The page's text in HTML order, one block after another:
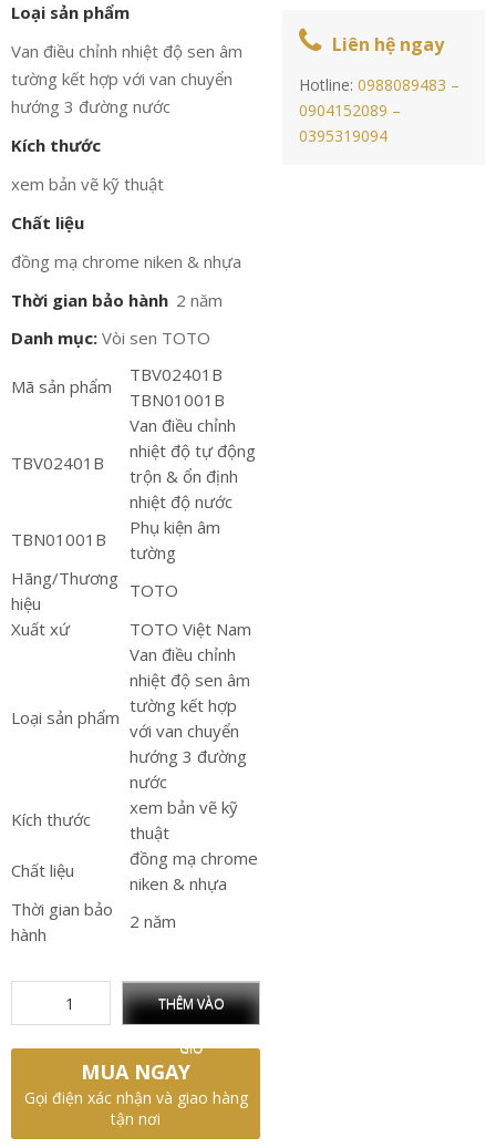
Loại sản phẩm
Van điều chỉnh nhiệt độ sen âm
tường kết hợp với van chuyển
hướng 3 đường nước
Kích thước
xem bản vẽ kỹ thuật
Chất liệu
đồng mạ chrome niken & nhựa
Thời gian bảo hành 2 năm
Danh mục: Vòi sen TOTO
Mã sản phẩm
TBV02401B
TBN01001B
TBV02401B
Van điều chỉnh
nhiệt độ tự động
trộn & ổn định
nhiệt độ nước
TBN01001B
Phụ kiện âm
tường
Hãng/Thương
hiệu
TOTO
Xuất xứ
TOTO Việt Nam
Loại sản phẩm
Van điều chỉnh
nhiệt độ sen âm
tường kết hợp
với van chuyển
hướng 3 đường
nước
Kích thước
xem bản vẽ kỹ
thuật
Chất liệu
đồng mạ chrome
niken & nhựa
Thời gian bảo
hành
2 năm
THÊM VÀO
GIỎ
MUA NGAY
Gọi điện xác nhận và giao hàng
tận nơi
Liên hệ ngay
Hotline:0988089483 –
0904152089 –
0395319094